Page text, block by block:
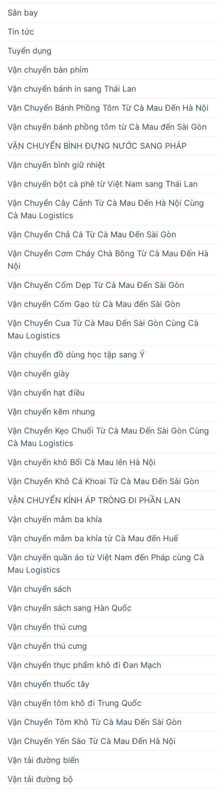
Sân bay
Tin tức
Tuyển dụng
Vận chuyển bàn phím
Vận chuyển bánh in sang Thái Lan
Vận Chuyển Bánh Phồng Tôm Từ Cà Mau Đến Hà Nội
Vận chuyển bánh phồng tôm từ Cà Mau đến Sài Gòn
VẬN CHUYỂN BÌNH ĐỰNG NƯỚC SANG PHÁP
Vận chuyển bình giữ nhiệt
Vận chuyển bột cà phê từ Việt Nam sang Thái Lan
Vận Chuyển Cây Cảnh Từ Cà Mau Đến Hà Nội Cùng
Cà Mau Logistics
Vận Chuyển Chả Cá Từ Cà Mau Đến Sài Gòn
Vận Chuyển Cơm Cháy Chà Bông Từ Cà Mau Đến Hà
Nội
Vận Chuyển Cốm Dẹp Từ Cà Mau Đến Sài Gòn
Vận chuyển Cốm Gạo từ Cà Mau đến Sài Gòn
Vận Chuyển Cua Từ Cà Mau Đến Sài Gòn Cùng Cà
Mau Logistics
Vận chuyển đồ dùng học tập sang Ý
Vận chuyển giày
Vận chuyển hạt điều
Vận chuyển kẽm nhung
Vận Chuyển Kẹo Chuối Từ Cà Mau Đến Sài Gòn Cùng
Cà Mau Logistics
Vận chuyển khô Bổi Cà Mau lên Hà Nội
Vận Chuyển Khô Cá Khoai Từ Cà Mau Đến Sài Gòn
VẬN CHUYỂN KÍNH ÁP TRÒNG ĐI PHẦN LAN
Vận chuyển mắm ba khía
Vận chuyển mắm ba khía từ Cà Mau đến Huế
Vận chuyển quần áo từ Việt Nam đến Pháp cùng Cà
Mau Logistics
Vận chuyển sách
Vận chuyển sách sang Hàn Quốc
Vận chuyển thú cưng
Vận chuyển thú cưng
Vận chuyển thực phẩm khô đi Đan Mạch
Vận chuyển thuốc tây
Vận chuyển tôm khô đi Trung Quốc
Vận Chuyển Tôm Khô Từ Cà Mau Đến Sài Gòn
Vận Chuyển Yến Sào Từ Cà Mau Đến Hà Nội
Vận tải đường biển
Vận tải đường bộ